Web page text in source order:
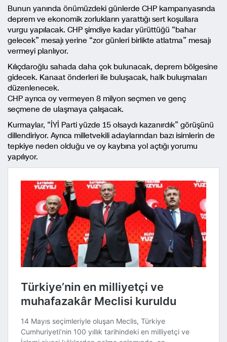
Bunun yanında önümüzdeki günlerde CHP kampanyasında
deprem ve ekonomik zorlukların yarattığı sert koşullara
vurgu yapılacak. CHP şimdiye kadar yürüttüğü “bahar
gelecek” mesajı yerine “zor günleri birlikte atlatma” mesajı
vermeyi planlıyor.
Kılıçdaroğlu sahada daha çok bulunacak, deprem bölgesine
gidecek. Kanaat önderleri ile buluşacak, halk buluşmaları
düzenlenecek.
CHP ayrıca oy vermeyen 8 milyon seçmen ve genç
seçmene de ulaşmaya çalışacak.
Kurmaylar, “İYİ Parti yüzde 15 olsaydı kazanırdık” görüşünü
dillendiriyor. Ayrıca milletvekili adaylarından bazı isimlerin de
tepkiye neden olduğu ve oy kaybına yol açtığı yorumu
yapılıyor.